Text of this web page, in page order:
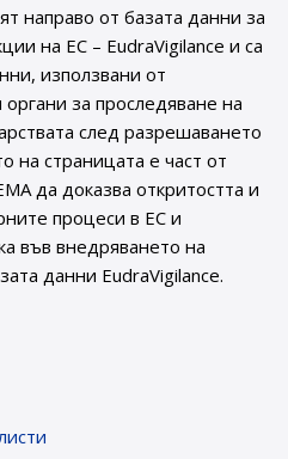
направо от базата данни за
на ЕС – EudraVigilance и са
използвани от
за проследяване на
след разрешаването
на страницата е част от
да доказва откритостта и
процеси в ЕС и
във внедряването на
данни EudraVigilance.